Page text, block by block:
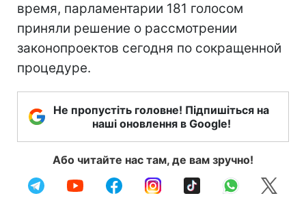
время, парламентарии 181 голосом
приняли решение о рассмотрении
законопроектов сегодня по сокращенной
процедуре.
Не пропустіть головне! Підпишіться на
наші оновлення в Google!
Або читайте нас там, де вам зручно!